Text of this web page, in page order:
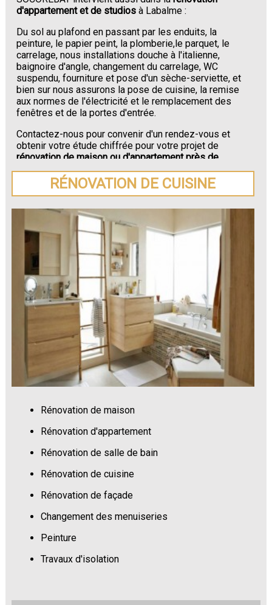
d'appartement et de studios à Labalme :
Du sol au plafond en passant par les enduits, la
peinture, le papier peint, la plomberie,le parquet, le
carrelage, nous installations douche à l'italienne,
baignoire d'angle, changement du carrelage, WC
suspendu, fourniture et pose d'un sèche-serviette, et
bien sur nous assurons la pose de cuisine, la remise
aux normes de l'électricité et le remplacement des
fenêtres et de la portes d'entrée.
Contactez-nous pour convenir d'un rendez-vous et
obtenir votre étude chiffrée pour votre projet de
rénovation de maison ou d'appartement près de
Labalme.
RÉNOVATION DE CUISINE
Rénovation de maison
Rénovation d'appartement
Rénovation de salle de bain
Rénovation de cuisine
Rénovation de façade
Changement des menuiseries
Peinture
Travaux d'isolation